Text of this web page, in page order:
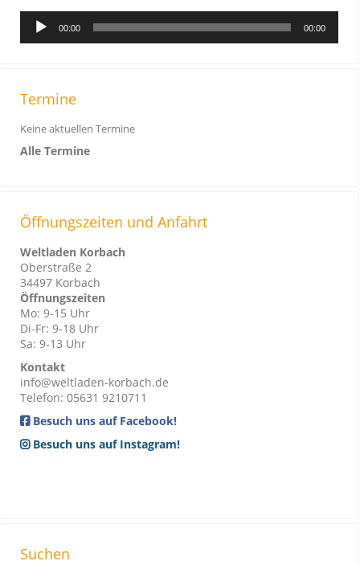
o
P
l
e
r
00:00 00:00
Termine
Keine aktuellen Termine
Alle Termine
Öffnungszeiten und Anfahrt
Weltladen Korbach
Oberstraße 2
34497 Korbach
Öffnungszeiten
Mo: 9-15 Uhr
Di-Fr: 9-18 Uhr
Sa: 9-13 Uhr
Kontakt
info@weltladen-korbach.de
Telefon: 05631 9210711
Besuch uns auf Facebook!
Besuch uns auf Instagram!
Suchen